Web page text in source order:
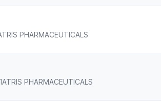
PHARMACEUTICALS
PHARMACEUTICALS